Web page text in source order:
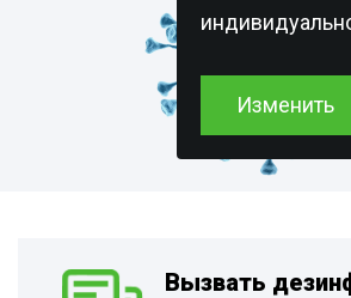
Изменить
Вызвать